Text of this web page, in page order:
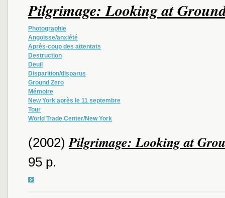
Pilgrimage: Looking at
Photographie
Angoisse/anxiété
Après-coup des attentats
Destruction
Deuil
Disparition/disparus
Ground Zero
Mémoire
New York après le 11 septembre
Tour
World Trade Center/New York
(2002)Pilgrimage: Looking at
95 p.